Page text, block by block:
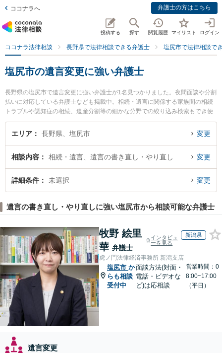
ココナラへ 弁護士の方はこちら
投稿する 探す 閲覧履歴 マイリスト ログイン
ココナラ法律相談 長野県で法律相談できる弁護士 塩尻市で法律相談で
塩尻市の遺言変更に強い弁護士
長野県の塩尻市で遺言変更に強い弁護士が1名見つかりました。夜間面談や分割
払いに対応している弁護士なども掲載中。相続・遺言に関係する家族間の相続
トラブルや認知症の相続、遺産分割等の細かな分野での絞り込み検索もでき便
利です。特に塩尻法律事務所の池内 好史弁護士のプロフィール情報や弁護士費
用、強みなどが注目されています。『塩尻市で土日や夜間に発生した遺言変更
る塩尻市内の弁護士に相談予約したい』などでお困りの相談者さんにおすすめ
です。
エリア 長野県、塩尻市 変更
相談内容 相続・遺言、遺言の書き直し・やり直し 変更
詳細条件 未選択 変更
遺言の書き直し・やり直しに強い塩尻市から相談可能な弁護士
牧野 絵里
華 弁護士
インタビュ
ーを見る
新潟県
虎ノ門法律経済事務所 新潟支店
塩尻市 か
らも相談
受付中
面談方法(対面・
電話・ビデオな
ど)は応相談
営業時間：0
8:00~17:00
（平日）
遺言変更